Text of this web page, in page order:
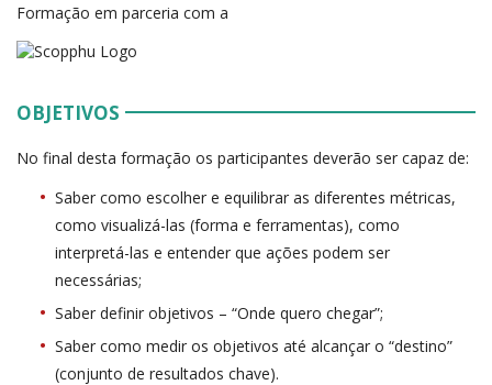
Formação em parceria com a
OBJETIVOS
No final desta formação os participantes deverão ser capaz de:
Saber como escolher e equilibrar as diferentes métricas,
como visualizá-las (forma e ferramentas), como
interpretá-las e entender que ações podem ser
necessárias;
Saber definir objetivos – “Onde quero chegar”;
Saber como medir os objetivos até alcançar o “destino”
(conjunto de resultados chave).